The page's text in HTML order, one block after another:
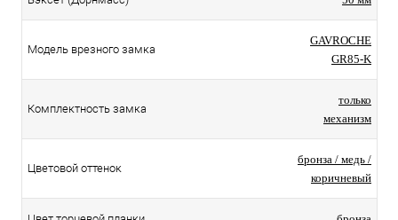
Модель врезного замка
GAVROCHE
GR85-K
Комплектность замка
только
механизм
Цветовой оттенок
бронза / медь /
коричневый